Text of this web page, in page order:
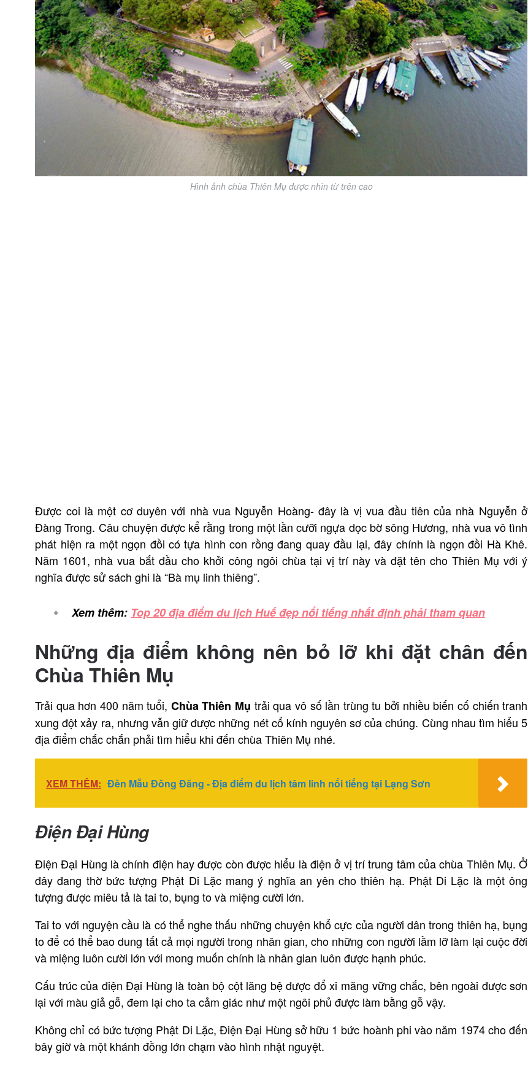
Hình ảnh chùa Thiên Mụ được nhìn từ trên cao
Được coi là một cơ duyên với nhà vua Nguyễn Hoàng- đây là vị vua đầu tiên của nhà Nguyễn ở
Đàng Trong. Câu chuyện được kể rằng trong một lần cưỡi ngựa dọc bờ sông Hương, nhà vua vô tình
phát hiện ra một ngọn đồi có tựa hình con rồng đang quay đầu lại, đây chính là ngọn đồi Hà Khê.
Năm 1601, nhà vua bắt đầu cho khởi công ngôi chùa tại vị trí này và đặt tên cho Thiên Mụ với ý
nghĩa được sử sách ghi là “Bà mụ linh thiêng”.
Xem thêm: Top 20 địa điểm du lịch Huế đẹp nổi tiếng nhất định phải tham quan
Những địa điểm không nên bỏ lỡ khi đặt chân đến
Chùa Thiên Mụ
Trải qua hơn 400 năm tuổi, Chùa Thiên Mụ trải qua vô số lần trùng tu bởi nhiều biến cố chiến tranh
xung đột xảy ra, nhưng vẫn giữ được những nét cổ kính nguyên sơ của chúng. Cùng nhau tìm hiểu 5
địa điểm chắc chắn phải tìm hiểu khi đến chùa Thiên Mụ nhé.
XEM THÊM: Đền Mẫu Đồng Đăng - Địa điểm du lịch tâm linh nổi tiếng tại Lạng Sơn
Điện Đại Hùng
Điện Đại Hùng là chính điện hay được còn được hiểu là điện ở vị trí trung tâm của chùa Thiên Mụ. Ở
đây đang thờ bức tượng Phật Di Lặc mang ý nghĩa an yên cho thiên hạ. Phật Di Lặc là một ông
tượng được miêu tả là tai to, bụng to và miệng cười lớn.
Tai to với nguyện cầu là có thể nghe thấu những chuyện khổ cực của người dân trong thiên hạ, bụng
to để có thể bao dung tất cả mọi người trong nhân gian, cho những con người lầm lỡ làm lại cuộc đời
và miệng luôn cười lớn với mong muốn chính là nhân gian luôn được hạnh phúc.
Cấu trúc của điện Đại Hùng là toàn bộ cột lăng bệ được đổ xi măng vững chắc, bên ngoài được sơn
lại với màu giả gỗ, đem lại cho ta cảm giác như một ngôi phủ được làm bằng gỗ vậy.
Không chỉ có bức tượng Phật Di Lặc, Điện Đại Hùng sở hữu 1 bức hoành phi vào năm 1974 cho đến
bây giờ và một khánh đồng lớn chạm vào hình nhật nguyệt.